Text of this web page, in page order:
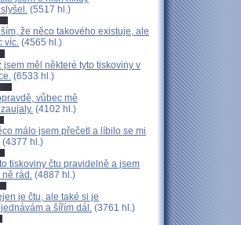
(5517 hl.)
že něco takového existuje, ale
víc. (4565 hl.)
jsem měl některé tyto tiskoviny v
(6533 hl.)
vůbec mě
(4102 hl.)
málo jsem přečetl a líbilo se mi
(4377 hl.)
tiskoviny čtu pravidelně a jsem
ně rád. (4887 hl.)
je čtu, ale také si je
a šířím dál. (3761 hl.)